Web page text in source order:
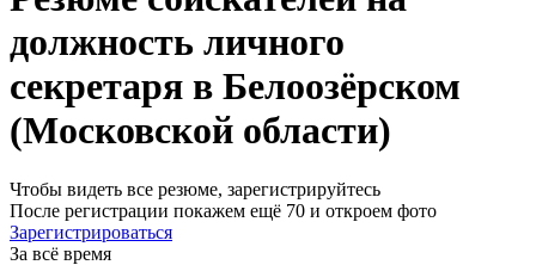
должность личного
секретаря в Белоозёрском
(Московской области)
Чтобы видеть все резюме, зарегистрируйтесь
После регистрации покажем ещё 70 и откроем фото
Зарегистрироваться
За всё время